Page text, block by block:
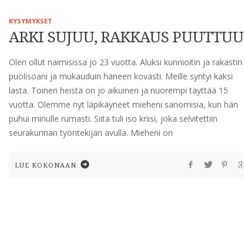
KYSYMYKSET
ARKI SUJUU, RAKKAUS PUUTTUU
Olen ollut naimisissa jo 23 vuotta. Aluksi kunnioitin ja rakastin
puolisoani ja mukauduin häneen kovasti. Meille syntyi kaksi
lasta. Toinen heistä on jo aikuinen ja nuorempi täyttää 15
vuotta. Olemme nyt läpikäyneet mieheni sanomisia, kun hän
puhui minulle rumasti. Siitä tuli iso kriisi, joka selvitettiin
seurakunnan työntekijän avulla. Mieheni on
LUE KOKONAAN